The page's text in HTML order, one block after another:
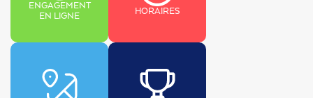
ENGAGEMENT
EN LIGNE
HORAIRES